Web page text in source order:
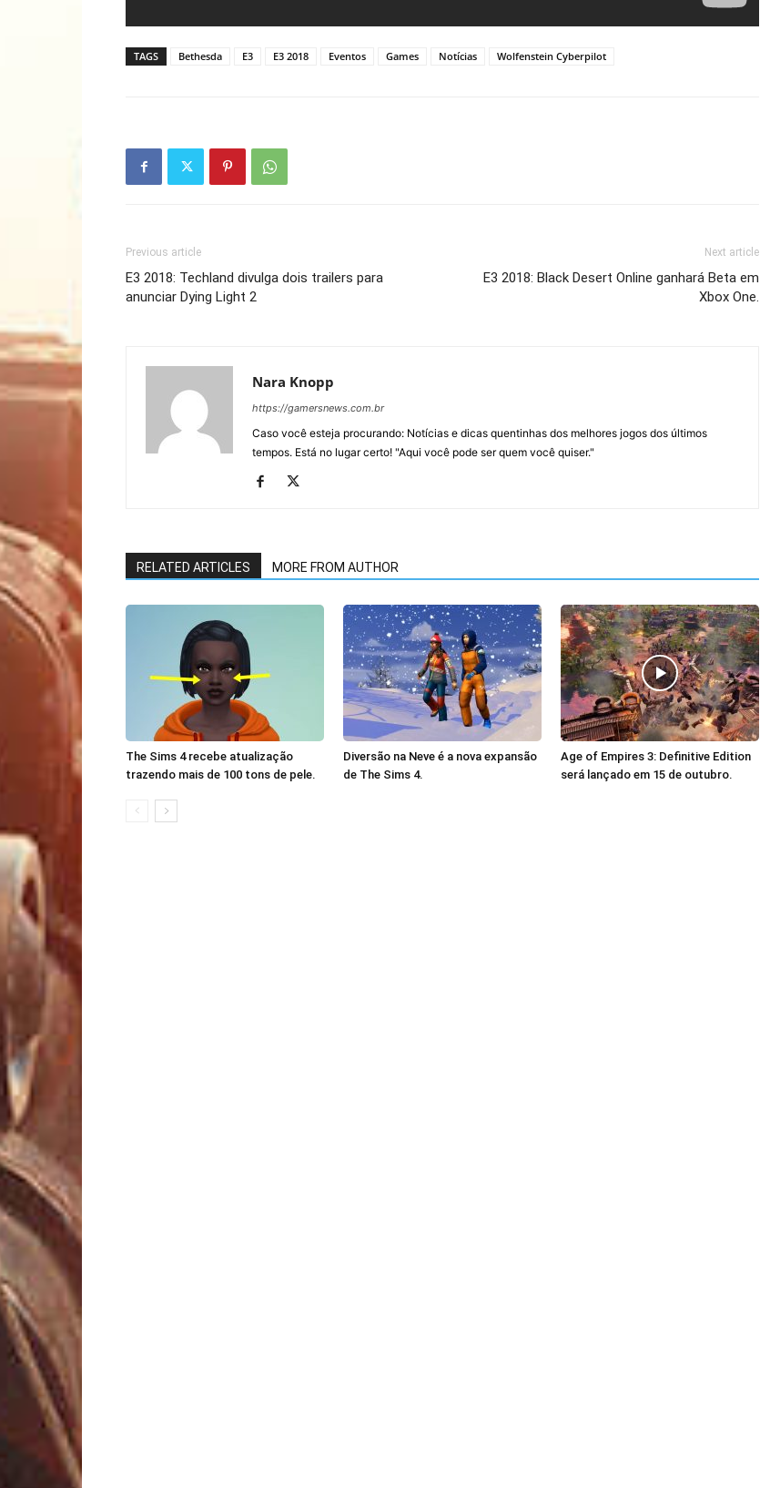
TAGS Bethesda E3 E3 2018 Eventos Games Notícias Wolfenstein Cyberpilot
Previous article
E3 2018: Techland divulga dois trailers para
anunciar Dying Light 2
Next article
E3 2018: Black Desert Online ganhará Beta em
Xbox One.
Nara Knopp
https://gamersnews.com.br
Caso você esteja procurando: Notícias e dicas quentinhas dos melhores jogos dos últimos
tempos. Está no lugar certo! "Aqui você pode ser quem você quiser."
RELATED ARTICLES MORE FROM AUTHOR
The Sims 4 recebe atualização
trazendo mais de 100 tons de pele.
Diversão na Neve é a nova expansão
de The Sims 4.
Age of Empires 3: Definitive Edition
será lançado em 15 de outubro.